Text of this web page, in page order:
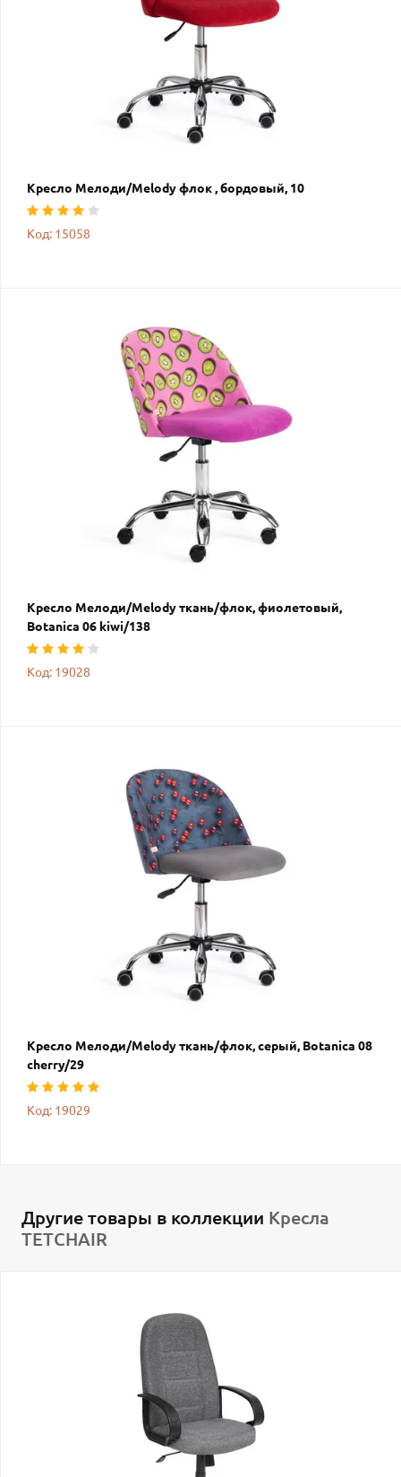
Кресло Мелоди/Melody флок , бордовый, 10
Код: 15058
Кресло Мелоди/Melody ткань/флок, фиолетовый,
Botanica 06 kiwi/138
Код: 19028
Кресло Мелоди/Melody ткань/флок, серый, Botanica 08
cherry/29
Код: 19029
Другие товары в коллекции Кресла
TETCHAIR